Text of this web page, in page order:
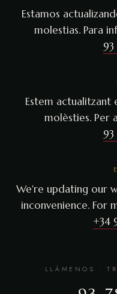
Estamos
molestias. Para
Estem actualitzant
molèsties. Per
We're updating our
inconvenience. For
+34
LLÁMENOS ·